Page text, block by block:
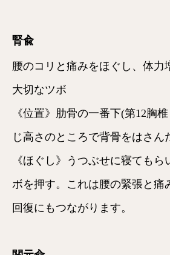
腎兪
腰のコリと痛みをほぐし、体力
大切なツボ
《位置》肋骨の一番下(第12胸
じ高さのところで背骨をはさん
《ほぐし》うつぶせに寝てもら
ボを押す。これは腰の緊張と痛
回復にもつながります。